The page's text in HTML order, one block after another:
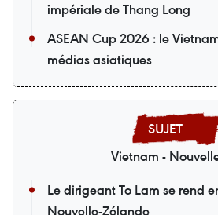
impériale de Thang Long
ASEAN Cup 2026 : le
médias asiatiques
Vietnam -
Le dirigeant To Lam se rend
Nouvelle-Zélande